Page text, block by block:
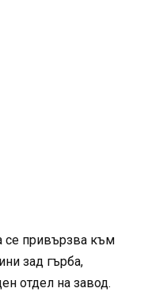
се привързва към
зад гърба,
отдел на завод.